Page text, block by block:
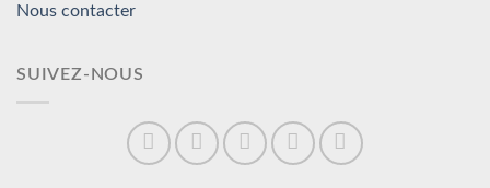
Nous contacter
SUIVEZ-NOUS